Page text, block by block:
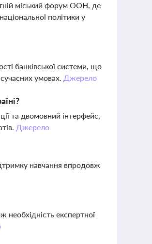
міський форум ООН, де
політики у
банківської системи, що
умовах. Джерело
та двомовний інтерфейс,
Джерело
навчання впродовж
необхідність експертної